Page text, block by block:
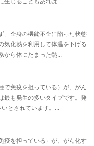
生じることもあれば...
、全身の機能不全に陥った状態
気化熱を利用して体温を下げる
から体にたまった熱...
で免疫を担っている）が、がん
最も発生の多いタイプです。発
とされています。...
疫を担っている）が、がん化す